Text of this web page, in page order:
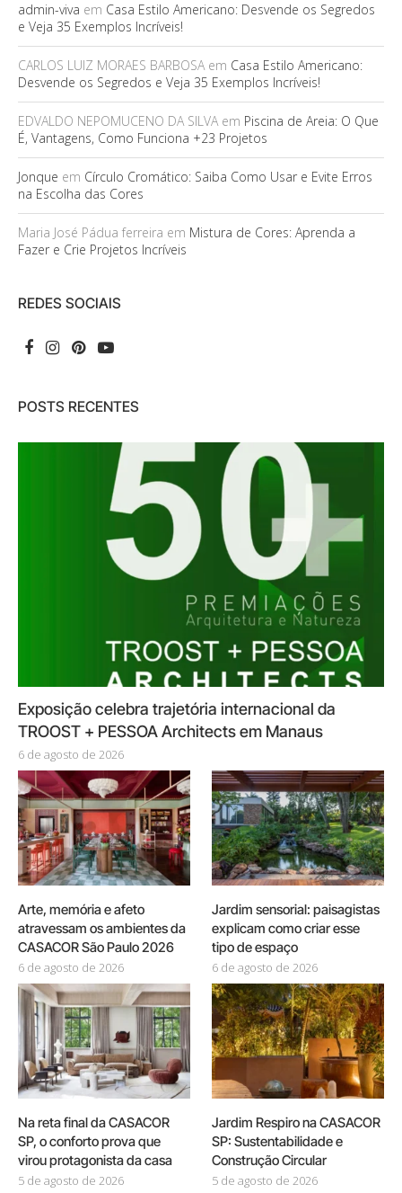
admin-viva em Casa Estilo Americano: Desvende os Segredos
e Veja 35 Exemplos Incríveis!
CARLOS LUIZ MORAES BARBOSAem Casa Estilo Americano:
Desvende os Segredos e Veja 35 Exemplos Incríveis!
EDVALDO NEPOMUCENO DA SILVAem Piscina de Areia: O Que
É, Vantagens, Como Funciona +23 Projetos
Jonque em Círculo Cromático: Saiba Como Usar e Evite Erros
na Escolha das Cores
Maria José Pádua ferreira em Mistura de Cores: Aprenda a
Fazer e Crie Projetos Incríveis
REDES SOCIAIS
POSTS RECENTES
Exposição celebra trajetória internacional da
TROOST + PESSOA Architects em Manaus
6 de agosto de 2026
Arte, memória e afeto
atravessam os ambientes da
CASACOR São Paulo 2026
6 de agosto de 2026
Jardim sensorial: paisagistas
explicam como criar esse
tipo de espaço
6 de agosto de 2026
Na reta final da CASACOR
SP, o conforto prova que
virou protagonista da casa
5 de agosto de 2026
Jardim Respiro na CASACOR
SP: Sustentabilidade e
Construção Circular
5 de agosto de 2026